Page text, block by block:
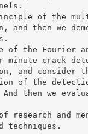
of the
and then we
of the Fourier
minute crack
and consider
of the
then we
research and
techniques.